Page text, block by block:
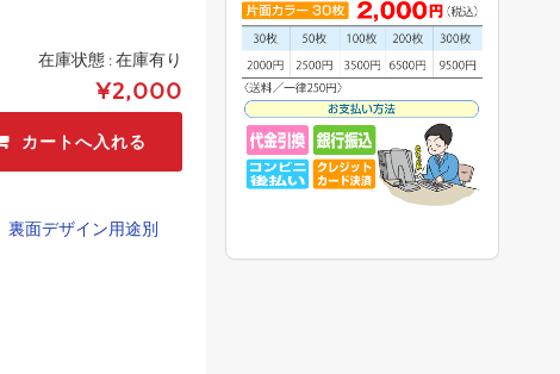
在庫状態 :在庫有り
¥2,000
裏面デザイン用途別